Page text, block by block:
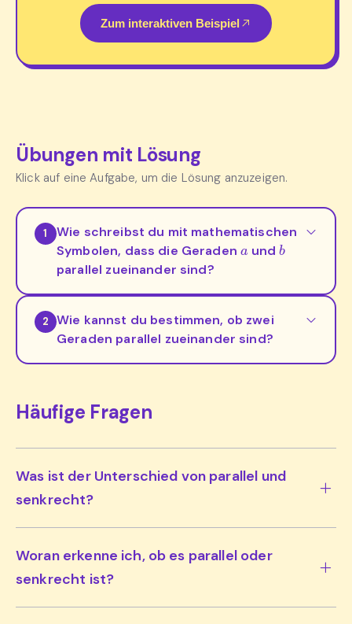
Zum interaktiven Beispiel
Übungen mit Lösung
Klick auf eine Aufgabe, um die Lösung anzuzeigen.
1
Wie schreibst du mit mathematischen
Symbolen, dass die Geradena undb
parallel zueinander sind?
2
Wie kannst du bestimmen, ob zwei
Geraden parallel zueinander sind?
Häufige Fragen
Was ist der Unterschied von parallel und
senkrecht?
Woran erkenne ich, ob es parallel oder
senkrecht ist?